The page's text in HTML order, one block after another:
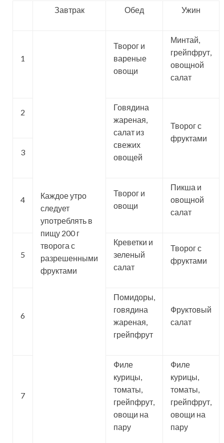
Завтрак Обед Ужин
1
Каждое утро
следует
употреблять в
пищу 200 г
творога с
разрешенными
фруктами
Творог и
вареные
овощи
Минтай,
грейпфрут,
овощной
салат
2
Говядина
жареная,
салат из
свежих
овощей
Творог с
фруктами
3
4
Творог и
овощи
Пикша и
овощной
салат
5
Креветки и
зеленый
салат
Творог с
фруктами
6
Помидоры,
говядина
жареная,
грейпфрут
Фруктовый
салат
7
Филе
курицы,
томаты,
грейпфрут,
овощи на
пару
Филе
курицы,
томаты,
грейпфрут,
овощи на
пару